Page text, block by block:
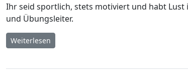
Ihr seid sportlich, stets motiviert und habt
und Übungsleiter.
Weiterlesen